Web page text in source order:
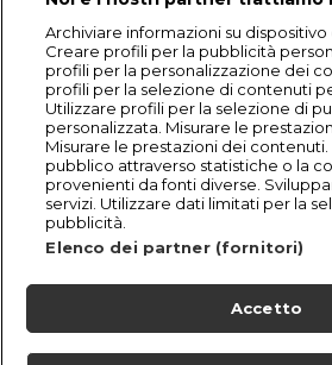
Archiviare informazioni su dispositivo
Creare profili per la pubblicità
profili per la personalizzazione dei
profili per la selezione di contenuti
Utilizzare profili per la selezione di
personalizzata. Misurare le
Misurare le prestazioni dei
pubblico attraverso statistiche o la
provenienti da fonti diverse.
servizi. Utilizzare dati limitati per la
pubblicità.
Elenco dei partner (fornitori)
Accetto